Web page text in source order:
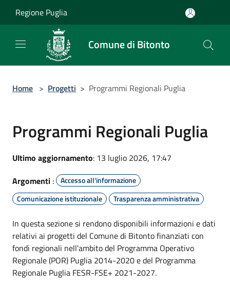
Regione Puglia
Comune di Bitonto
Home > Progetti > Programmi Regionali Puglia
Programmi Regionali Puglia
Ultimo aggiornamento: 13 luglio 2026, 17:47
Argomenti :
Accesso all'informazione
Comunicazione istituzionale
Trasparenza amministrativa
In questa sezione si rendono disponibili informazioni e dati
relativi ai progetti del Comune di Bitonto finanziati con
fondi regionali nell'ambito del Programma Operativo
Regionale (POR) Puglia 2014-2020 e del Programma
Regionale Puglia FESR-FSE+ 2021-2027.